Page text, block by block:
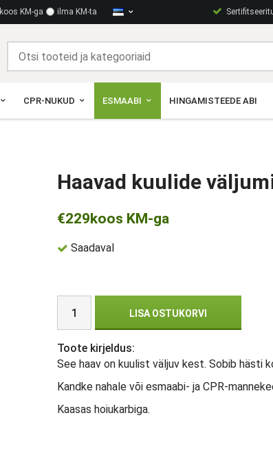
koos KM-ga ilma KM-ta
CPR-NUKUD ESMAABI HINGAMISTEEDE ABI
Haavad kuulide
€229koos KM-ga
Saadaval
LISA OSTUKORVI
Toote kirjeldus:
See haav on kuulist väljuv kest. Sobib hästi
Kandke nahale või esmaabi- ja CPR-
Kaasas hoiukarbiga.